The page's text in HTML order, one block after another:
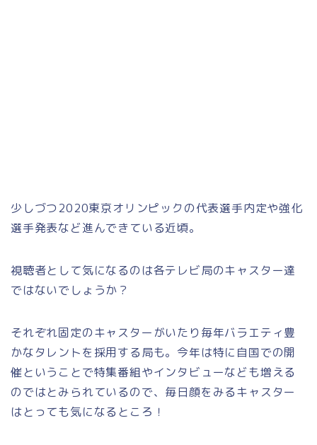
少しづつ2020東京オリンピックの代表選手内定や強化
選手発表など進んできている近頃。
視聴者として気になるのは各テレビ局のキャスター達
ではないでしょうか？
それぞれ固定のキャスターがいたり毎年バラエティ豊
かなタレントを採用する局も。今年は特に自国での開
催ということで特集番組やインタビューなども増える
のではとみられているので、毎日顔をみるキャスター
はとっても気になるところ！